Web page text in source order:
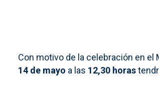
Con motivo de la celebración en el
14 de mayo a las 12,30 horas